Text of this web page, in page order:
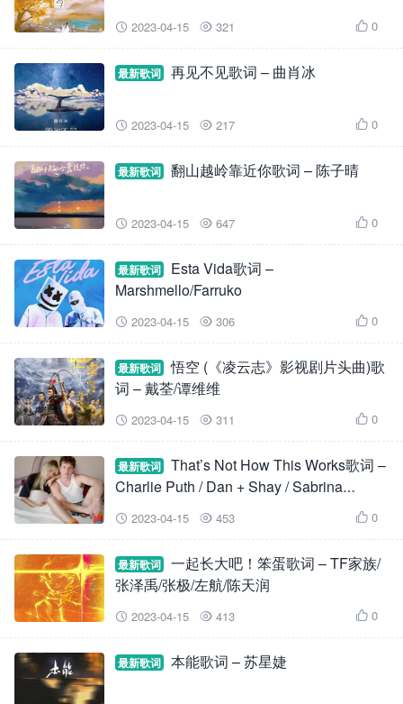
 2023-04-15  321  0
最新歌词 再见不见歌词 – 曲肖冰
 2023-04-15  217  0
最新歌词 翻山越岭靠近你歌词 – 陈子晴
 2023-04-15  647  0
最新歌词
Esta Vida歌词 –
Marshmello/Farruko
 2023-04-15  306  0
最新歌词
悟空 (《凌云志》影视剧片头曲)歌
词 – 戴荃/谭维维
 2023-04-15  311  0
最新歌词
That’s Not How This Works歌词 –
Charlie Puth / Dan + Shay / Sabrina
Carpenter
 2023-04-15  453  0
最新歌词
一起长大吧！笨蛋歌词 – TF家族/
张泽禹/张极/左航/陈天润
 2023-04-15  413  0
最新歌词 本能歌词 – 苏星婕